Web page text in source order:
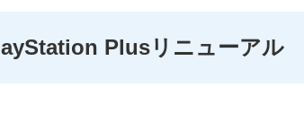
Plusリニューアル